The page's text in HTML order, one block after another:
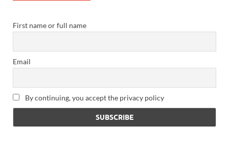
First name or full name
Email
By continuing, you accept the privacy policy